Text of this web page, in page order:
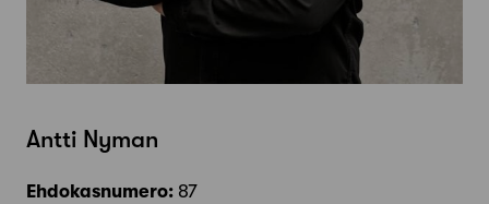
Antti Nyman
Ehdokasnumero: 87